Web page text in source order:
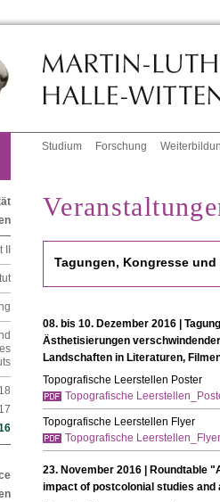
Studium Forschung
Tagungen, Kongresse und
08. bis 10. Dezember 2016 |
Ästhetisierungen
Landschaften in Literaturen,
Topografische Leerstellen Poster
Topografische
Topografische Leerstellen Flyer
Topografische
23. November 2016 | Roundtable
impact of postcolonial studies and